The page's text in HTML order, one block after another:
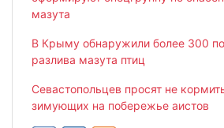
мазута
В Крыму обнаружили более 300
разлива мазута птиц
Севастопольцев просят не
зимующих на побережье аистов